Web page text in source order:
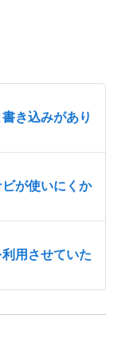
き込みがあり
が使いにくか
用させていた